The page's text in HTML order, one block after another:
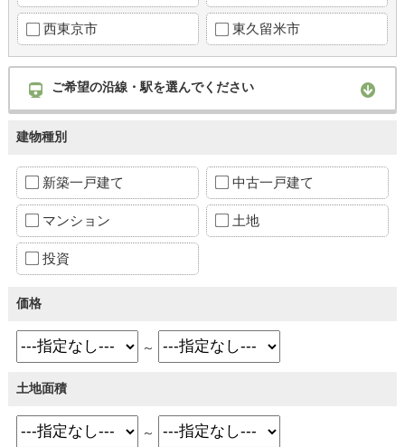
西東京市 東久留米市
ご希望の沿線・駅を選んでください
建物種別
新築一戸建て 中古一戸建て
マンション 土地
投資
価格
～
土地面積
～